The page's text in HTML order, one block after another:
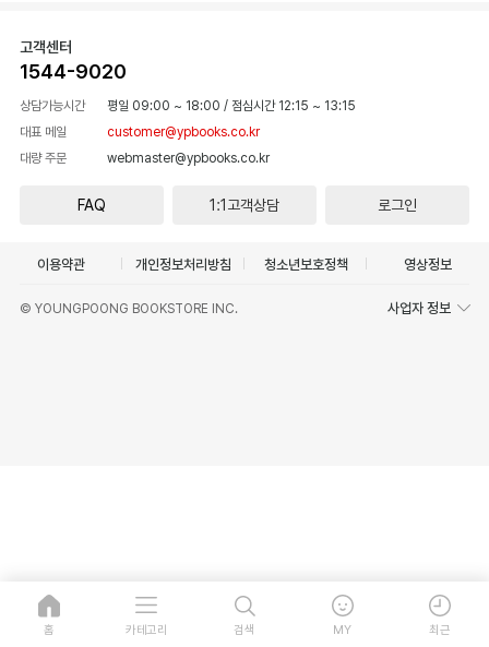
고객센터
1544-9020
상담가능시간 평일 09:00 ~ 18:00 / 점심시간 12:15 ~ 13:15
대표 메일
customer@ypbooks.co.kr
대량 주문
webmaster@ypbooks.co.kr
FAQ 1:1고객상담 로그인
이용약관 개인정보처리방침 청소년보호정책 영상정보
© YOUNGPOONG BOOKSTORE INC. 사업자 정보
홈 카테고리 검색 MY 최근